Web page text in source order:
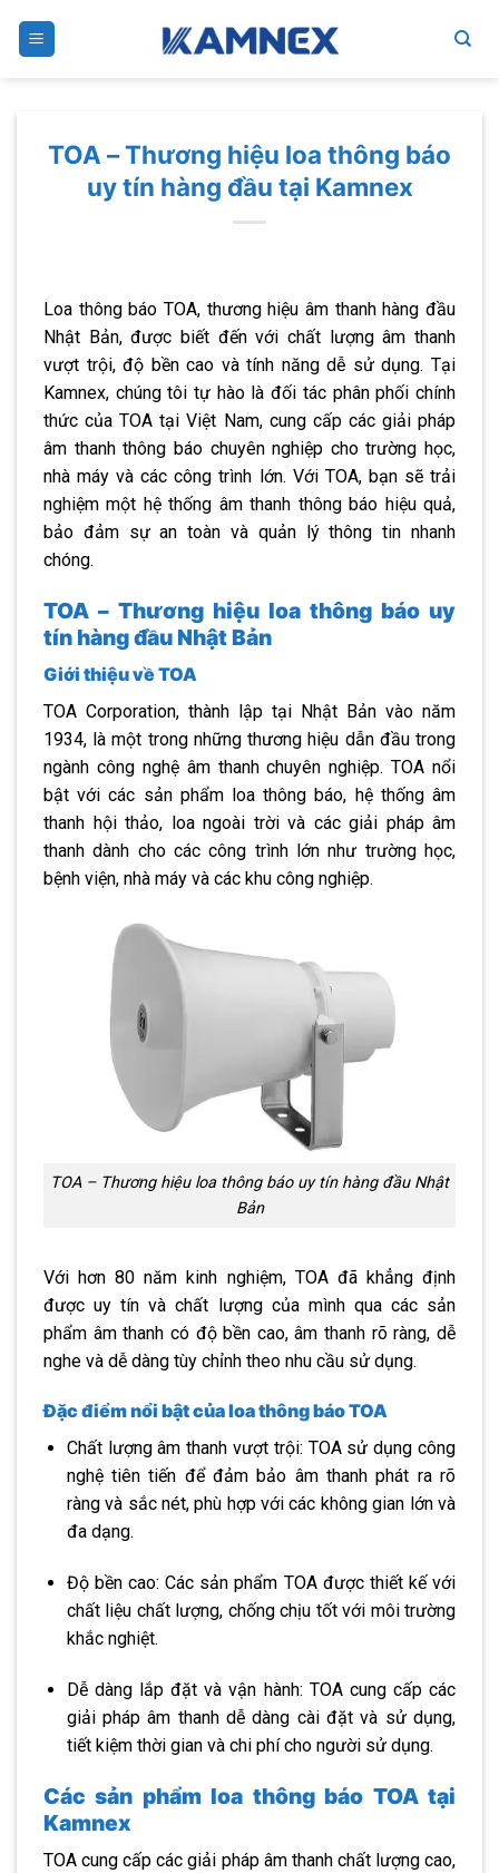
TOA – Thương hiệu loa thông báo
uy tín hàng đầu tại Kamnex
Loa thông báo TOA, thương hiệu âm thanh hàng đầu
Nhật Bản, được biết đến với chất lượng âm thanh
vượt trội, độ bền cao và tính năng dễ sử dụng. Tại
Kamnex, chúng tôi tự hào là đối tác phân phối chính
thức của TOA tại Việt Nam, cung cấp các giải pháp
âm thanh thông báo chuyên nghiệp cho trường học,
nhà máy và các công trình lớn. Với TOA, bạn sẽ trải
nghiệm một hệ thống âm thanh thông báo hiệu quả,
bảo đảm sự an toàn và quản lý thông tin nhanh
chóng.
TOA – Thương hiệu loa thông báo uy
tín hàng đầu Nhật Bản
Giới thiệu về TOA
TOA Corporation, thành lập tại Nhật Bản vào năm
1934, là một trong những thương hiệu dẫn đầu trong
ngành công nghệ âm thanh chuyên nghiệp. TOA nổi
bật với các sản phẩm loa thông báo, hệ thống âm
thanh hội thảo, loa ngoài trời và các giải pháp âm
thanh dành cho các công trình lớn như trường học,
bệnh viện, nhà máy và các khu công nghiệp.
TOA – Thương hiệu loa thông báo uy tín hàng đầu Nhật
Bản
Với hơn 80 năm kinh nghiệm, TOA đã khẳng định
được uy tín và chất lượng của mình qua các sản
phẩm âm thanh có độ bền cao, âm thanh rõ ràng, dễ
nghe và dễ dàng tùy chỉnh theo nhu cầu sử dụng.
Đặc điểm nổi bật của loa thông báo TOA
Chất lượng âm thanh vượt trội: TOA sử dụng công
nghệ tiên tiến để đảm bảo âm thanh phát ra rõ
ràng và sắc nét, phù hợp với các không gian lớn và
đa dạng.
Độ bền cao: Các sản phẩm TOA được thiết kế với
chất liệu chất lượng, chống chịu tốt với môi trường
khắc nghiệt.
Dễ dàng lắp đặt và vận hành: TOA cung cấp các
giải pháp âm thanh dễ dàng cài đặt và sử dụng,
tiết kiệm thời gian và chi phí cho người sử dụng.
Các sản phẩm loa thông báo TOA tại
Kamnex
TOA cung cấp các giải pháp âm thanh chất lượng cao,